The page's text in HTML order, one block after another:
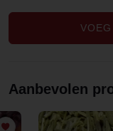
Aanbevolen